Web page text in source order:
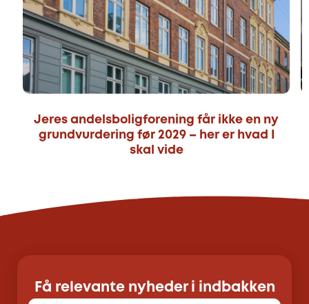
Jeres andelsboligforening får ikke en ny
grundvurdering før 2029 – her er hvad I
skal vide
Få relevante nyheder i indbakken